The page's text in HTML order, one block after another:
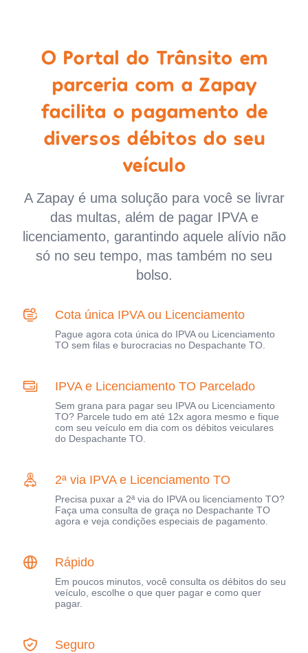
O Portal do Trânsito em
parceria com a Zapay
facilita o pagamento de
diversos débitos do seu
veículo
A Zapay é uma solução para você se livrar
das multas, além de pagar IPVA e
licenciamento, garantindo aquele alívio não
só no seu tempo, mas também no seu
bolso.
Cota única IPVA ou Licenciamento
Pague agora cota única do IPVA ou Licenciamento
TO sem filas e burocracias no Despachante TO.
IPVA e Licenciamento TO Parcelado
Sem grana para pagar seu IPVA ou Licenciamento
TO? Parcele tudo em até 12x agora mesmo e fique
com seu veículo em dia com os débitos veiculares
do Despachante TO.
2ª via IPVA e Licenciamento TO
Precisa puxar a 2ª via do IPVA ou licenciamento TO?
Faça uma consulta de graça no Despachante TO
agora e veja condições especiais de pagamento.
Rápido
Em poucos minutos, você consulta os débitos do seu
veículo, escolhe o que quer pagar e como quer
pagar.
Seguro